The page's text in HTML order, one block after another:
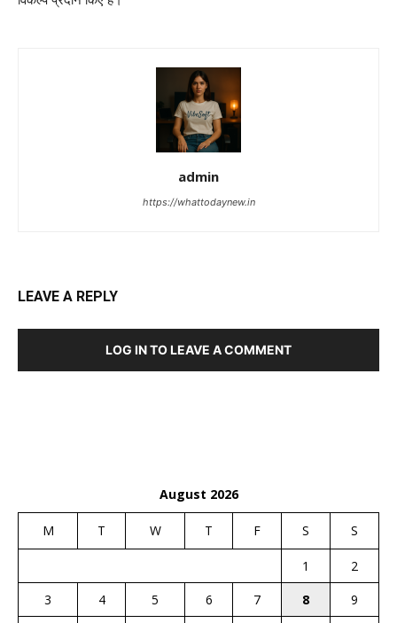
admin
https://whattodaynew.in
LEAVE A REPLY
LOG IN TO LEAVE A COMMENT
August 2026
M T W T F S S
1
2
3
4 5 6 7 8
9